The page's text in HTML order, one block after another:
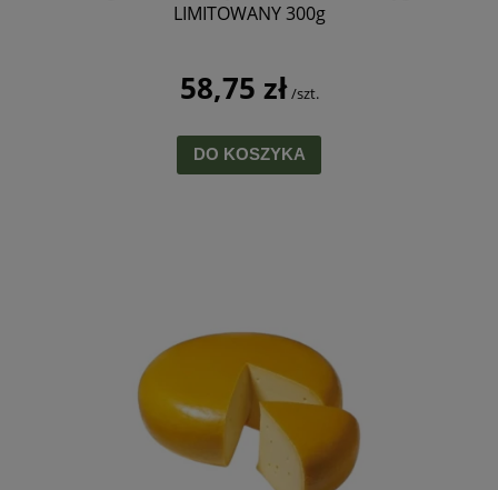
LIMITOWANY 300g
58,75 zł/szt.
DO KOSZYKA